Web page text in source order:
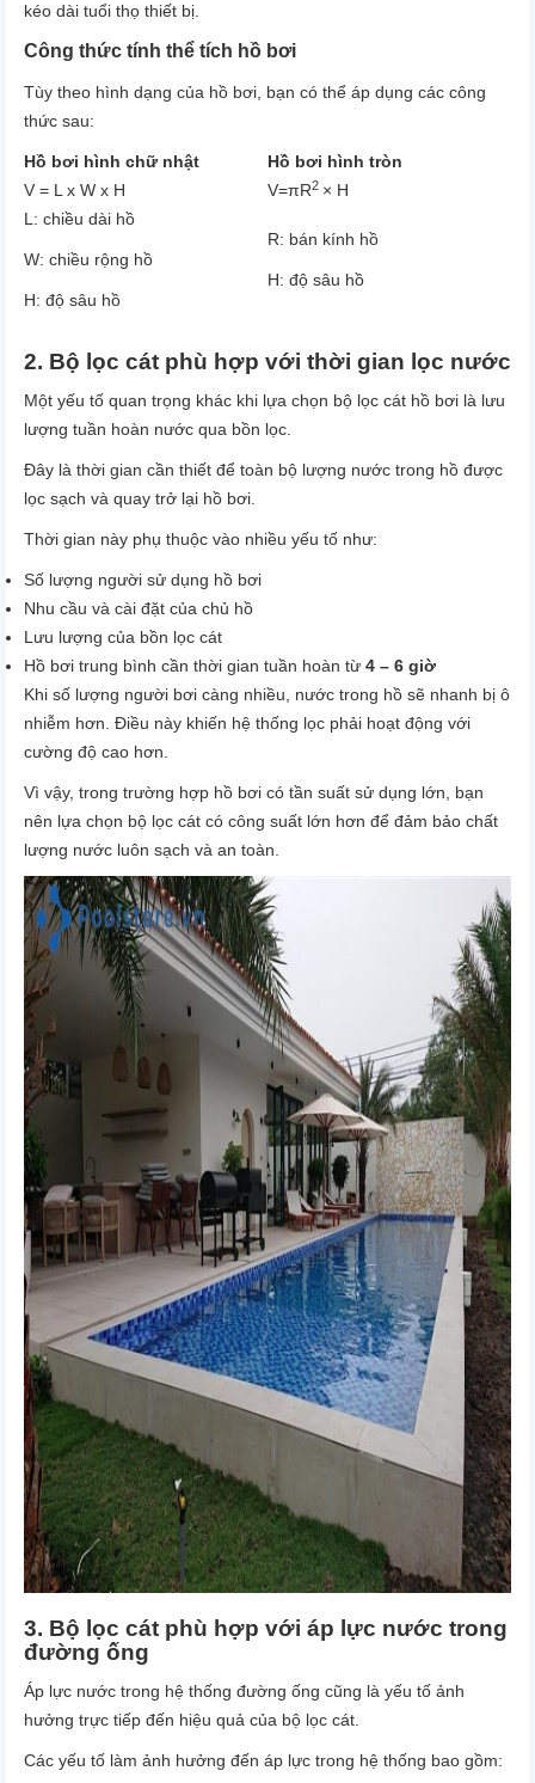
kéo dài tuổi thọ thiết bị.
Công thức tính thể tích hồ bơi
Tùy theo hình dạng của hồ bơi, bạn có thể áp dụng các công
thức sau:
Hồ bơi hình chữ nhật
Hồ bơi hình tròn
V = L x W x H
V=πR2 × H
L: chiều dài hồ
W: chiều rộng hồ
H: độ sâu hồ
R: bán kính hồ
H: độ sâu hồ
2. Bộ lọc cát phù hợp với thời gian lọc nước
Một yếu tố quan trọng khác khi lựa chọn bộ lọc cát hồ bơi là lưu
lượng tuần hoàn nước qua bồn lọc
Đây là thời gian cần thiết để toàn bộ lượng nước trong hồ được
lọc sạch và quay trở lại hồ bơi
Thời gian này phụ thuộc vào nhiều yếu tố như:
Số lượng người sử dụng hồ bơi
Nhu cầu và cài đặt của chủ hồ
Lưu lượng của bồn lọc cát
Hồ bơi trung bình cần thời gian tuần hoàn từ 4 – 6 giờ
Khi số lượng người bơi càng nhiều, nước trong hồ sẽ nhanh bị ô
nhiễm hơn. Điều này khiến hệ thống lọc phải hoạt động với
cường độ cao hơn.
Vì vậy, trong trường hợp hồ bơi có tần suất sử dụng lớn , bạn
nên lựa chọn bộ lọc cát có công suất lớn hơn để đảm bảo chất
lượng nước luôn sạch và an toàn.
3. Bộ lọc cát phù hợp với áp lực nước trong
đường ống
Áp lực nước trong hệ thống đường ống cũng là yếu tố ảnh
hưởng trực tiếp đến hiệu quả của bộ lọc cát.
Các yếu tố làm ảnh hưởng đến áp lực trong hệ thống bao gồm: